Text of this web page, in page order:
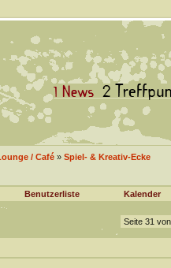
/ Café» Spiel- & Kreativ-Ecke
Benutzerliste Kalender
Seite 31